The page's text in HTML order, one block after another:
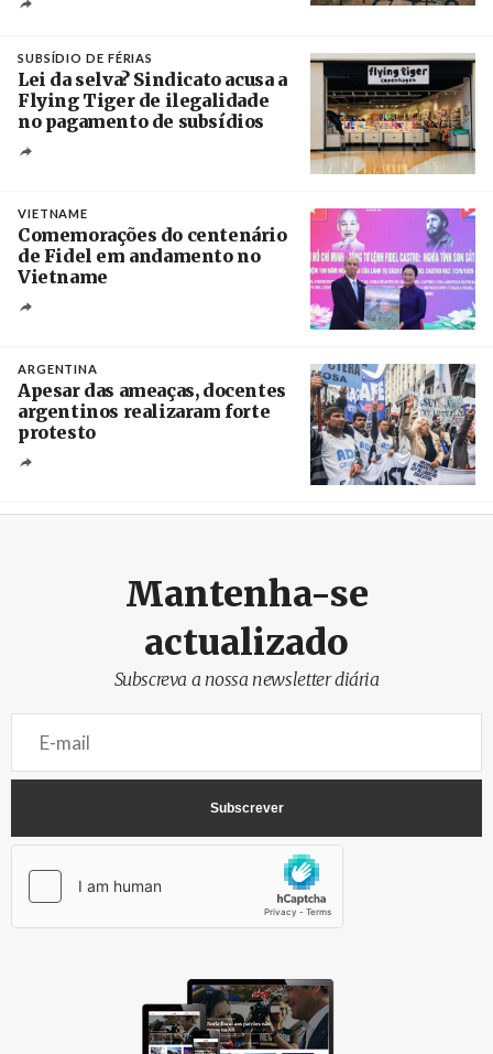
SUBSÍDIO DE FÉRIAS
Lei da selva? Sindicato acusa a
Flying Tiger de ilegalidade
no pagamento de subsídios
VIETNAME
Comemorações do centenário
de Fidel em andamento no
Vietname
ARGENTINA
Apesar das ameaças, docentes
argentinos realizaram forte
protesto
Mantenha-se
actualizado
Subscreva a nossa newsletter diária